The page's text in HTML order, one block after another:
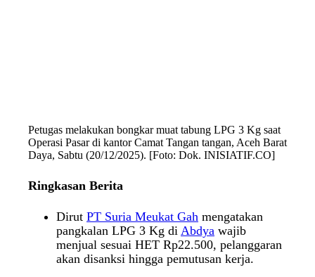
Petugas melakukan bongkar muat tabung LPG 3 Kg saat
Operasi Pasar di kantor Camat Tangan tangan, Aceh Barat
Daya, Sabtu (20/12/2025). [Foto: Dok. INISIATIF.CO]
Ringkasan Berita
Dirut PT Suria Meukat Gah mengatakan
pangkalan LPG 3 Kg di Abdya wajib
menjual sesuai HET Rp22.500, pelanggaran
akan disanksi hingga pemutusan kerja.